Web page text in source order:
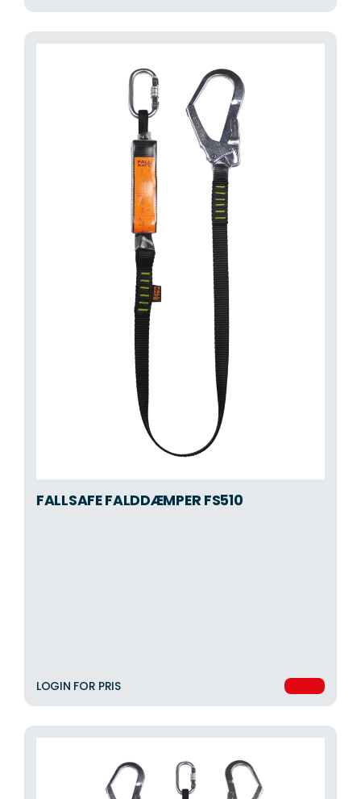
FALLSAFE FALDDÆMPER FS510
LOGIN FOR PRIS